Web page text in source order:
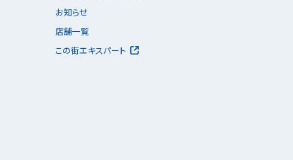
お知らせ
店舗一覧
この街エキスパート